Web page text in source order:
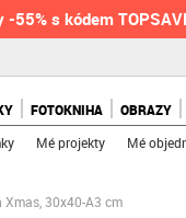
-55% s kódem
FOTOKNIHA OBRAZY
Mé projekty Mé
30x40-A3 cm